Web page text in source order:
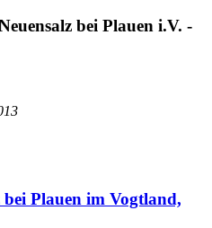
bei Plauen i.V. -
Plauen im Vogtland,